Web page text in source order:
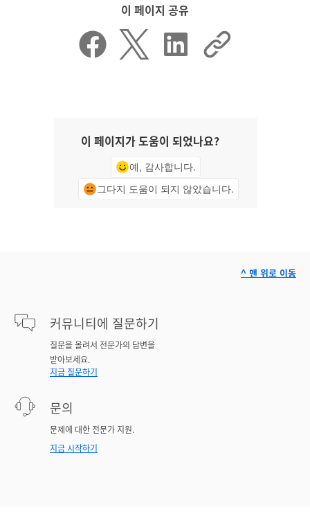
이 페이지 공유
이 페이지가 도움이 되었나요?
예, 감사합니다.
그다지 도움이 되지 않았습니다.
커뮤니티에 질문하기
질문을 올려서 전문가의 답변을
받아보세요.
지금 질문하기
문의
문제에 대한 전문가 지원.
지금 시작하기
^ 맨 위로 이동